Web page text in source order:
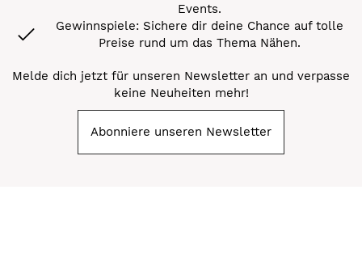
Events.
Gewinnspiele: Sichere dir deine Chance auf tolle
Preise rund um das Thema Nähen.
Melde dich jetzt für unseren Newsletter an und verpasse
keine Neuheiten mehr!
Abonniere unseren Newsletter